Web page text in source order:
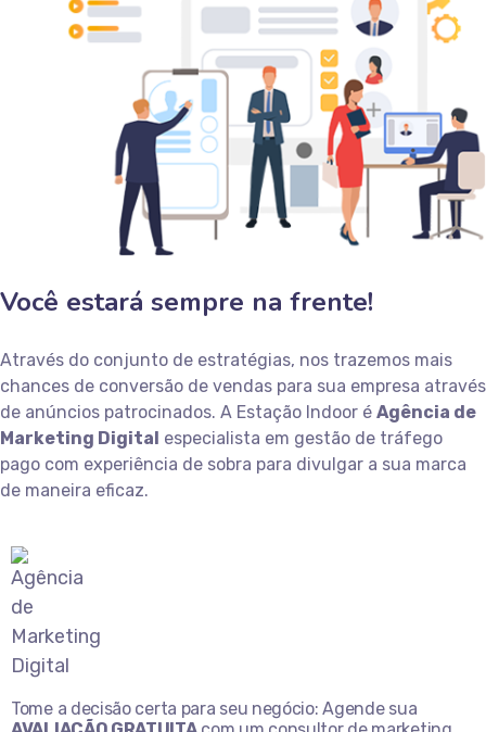
Você estará sempre na frente!
Através do conjunto de estratégias, nos trazemos mais
chances de conversão de vendas para sua empresa através
de anúncios patrocinados. A Estação Indoor é Agência de
Marketing Digital especialista em gestão de tráfego
pago com experiência de sobra para divulgar a sua marca
de maneira eficaz.
Tome a decisão certa para seu negócio: Agende sua